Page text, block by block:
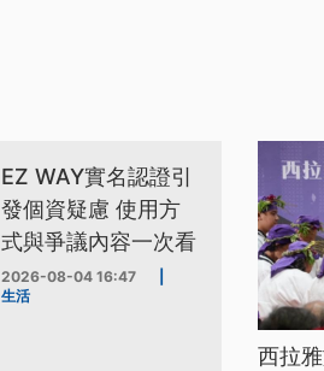
EZ WAY實名認證引
發個資疑慮 使用方
式與爭議內容一次看
2026-08-04 16:47
生活
西拉